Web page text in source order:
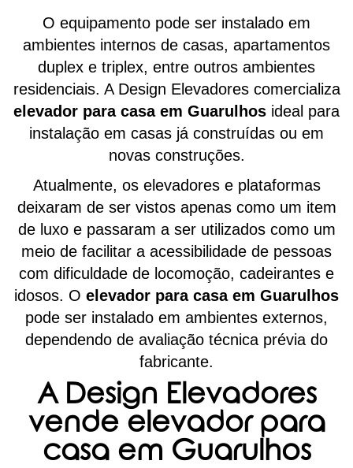
O equipamento pode ser instalado em
ambientes internos de casas, apartamentos
duplex e triplex, entre outros ambientes
residenciais. A Design Elevadores comercializa
elevador para casa em Guarulhos ideal para
instalação em casas já construídas ou em
novas construções.
Atualmente, os elevadores e plataformas
deixaram de ser vistos apenas como um item
de luxo e passaram a ser utilizados como um
meio de facilitar a acessibilidade de pessoas
com dificuldade de locomoção, cadeirantes e
idosos. O elevador para casa em Guarulhos
pode ser instalado em ambientes externos,
dependendo de avaliação técnica prévia do
fabricante.
A Design Elevadores
vende elevador para
casa em Guarulhos